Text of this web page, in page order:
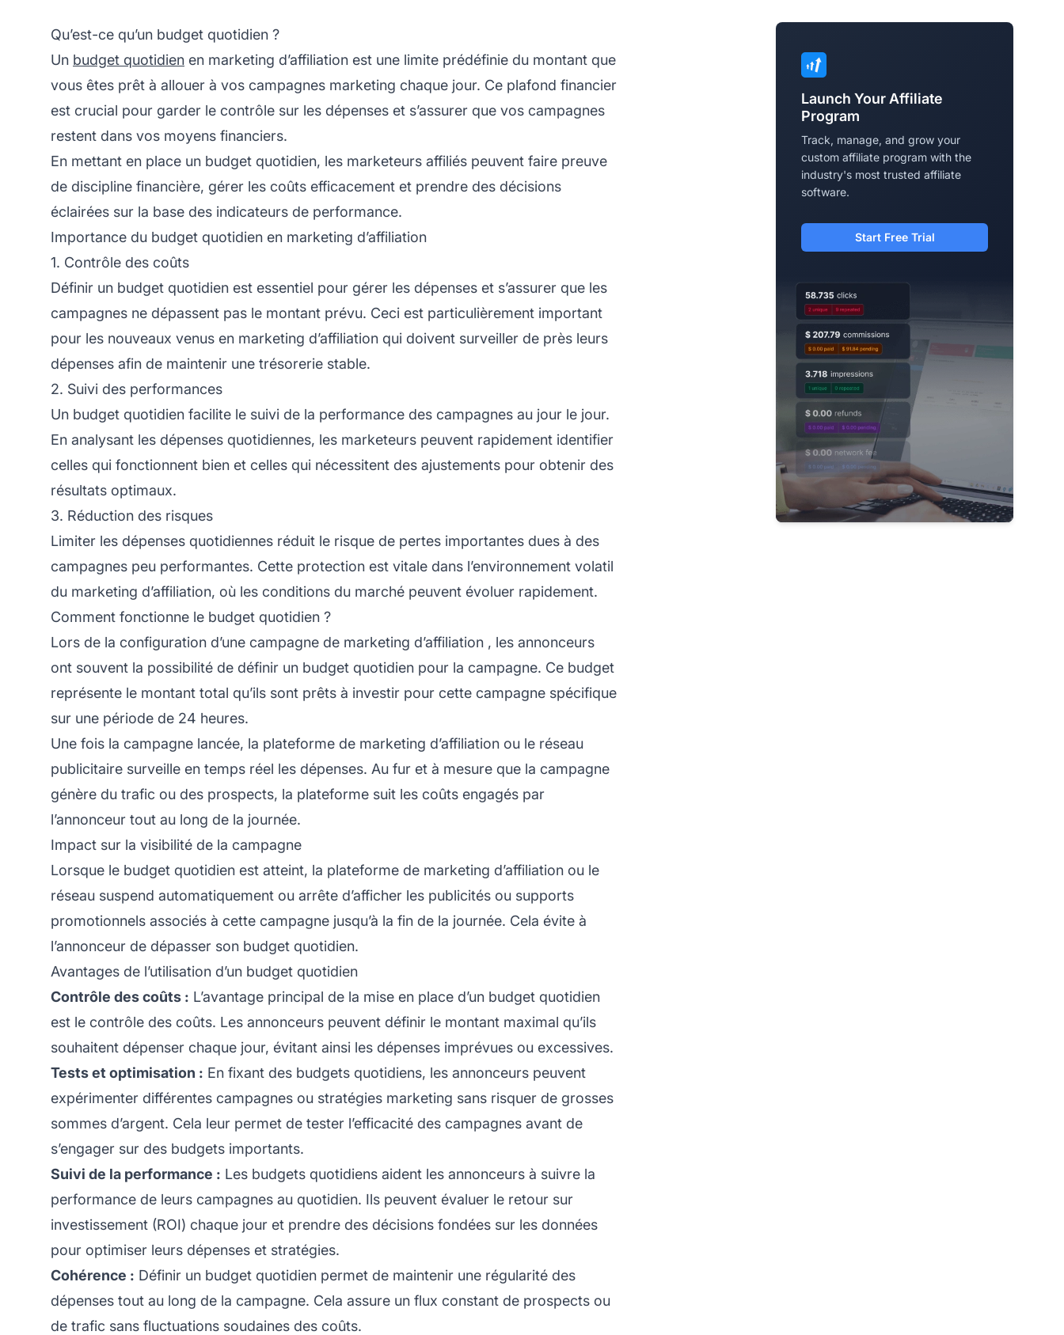
Qu’est-ce qu’un budget quotidien ?
Un budget quotidien en marketing d’affiliation est une limite prédéfinie du montant que
vous êtes prêt à allouer à vos campagnes marketing chaque jour. Ce plafond financier
est crucial pour garder le contrôle sur les dépenses et s’assurer que vos campagnes
restent dans vos moyens financiers.
En mettant en place un budget quotidien, les marketeurs affiliés peuvent faire preuve
de discipline financière, gérer les coûts efficacement et prendre des décisions
éclairées sur la base des indicateurs de performance.
Importance du budget quotidien en marketing d’affiliation
1. Contrôle des coûts
Définir un budget quotidien est essentiel pour gérer les dépenses et s’assurer que les
campagnes ne dépassent pas le montant prévu. Ceci est particulièrement important
pour les nouveaux venus en marketing d’affiliation qui doivent surveiller de près leurs
dépenses afin de maintenir une trésorerie stable.
2. Suivi des performances
Un budget quotidien facilite le suivi de la performance des campagnes au jour le jour.
En analysant les dépenses quotidiennes, les marketeurs peuvent rapidement identifier
celles qui fonctionnent bien et celles qui nécessitent des ajustements pour obtenir des
résultats optimaux.
3. Réduction des risques
Limiter les dépenses quotidiennes réduit le risque de pertes importantes dues à des
campagnes peu performantes. Cette protection est vitale dans l’environnement volatil
du marketing d’affiliation, où les conditions du marché peuvent évoluer rapidement.
Comment fonctionne le budget quotidien ?
Lors de la configuration d’une campagne de marketing d’affiliation , les annonceurs
ont souvent la possibilité de définir un budget quotidien pour la campagne. Ce budget
représente le montant total qu’ils sont prêts à investir pour cette campagne spécifique
sur une période de 24 heures.
Une fois la campagne lancée, la plateforme de marketing d’affiliation ou le réseau
publicitaire surveille en temps réel les dépenses. Au fur et à mesure que la campagne
génère du trafic ou des prospects, la plateforme suit les coûts engagés par
l’annonceur tout au long de la journée.
Impact sur la visibilité de la campagne
Lorsque le budget quotidien est atteint, la plateforme de marketing d’affiliation ou le
réseau suspend automatiquement ou arrête d’afficher les publicités ou supports
promotionnels associés à cette campagne jusqu’à la fin de la journée. Cela évite à
l’annonceur de dépasser son budget quotidien.
Avantages de l’utilisation d’un budget quotidien
Contrôle des coûts : L’avantage principal de la mise en place d’un budget quotidien
est le contrôle des coûts. Les annonceurs peuvent définir le montant maximal qu’ils
souhaitent dépenser chaque jour, évitant ainsi les dépenses imprévues ou excessives.
Tests et optimisation : En fixant des budgets quotidiens, les annonceurs peuvent
expérimenter différentes campagnes ou stratégies marketing sans risquer de grosses
sommes d’argent. Cela leur permet de tester l’efficacité des campagnes avant de
s’engager sur des budgets importants.
Suivi de la performance : Les budgets quotidiens aident les annonceurs à suivre la
performance de leurs campagnes au quotidien. Ils peuvent évaluer le retour sur
investissement (ROI) chaque jour et prendre des décisions fondées sur les données
pour optimiser leurs dépenses et stratégies.
Cohérence : Définir un budget quotidien permet de maintenir une régularité des
dépenses tout au long de la campagne. Cela assure un flux constant de prospects ou
de trafic sans fluctuations soudaines des coûts.
Launch Your Affiliate
Program
Track, manage, and grow your
custom affiliate program with the
industry's most trusted affiliate
software.
Start Free Trial